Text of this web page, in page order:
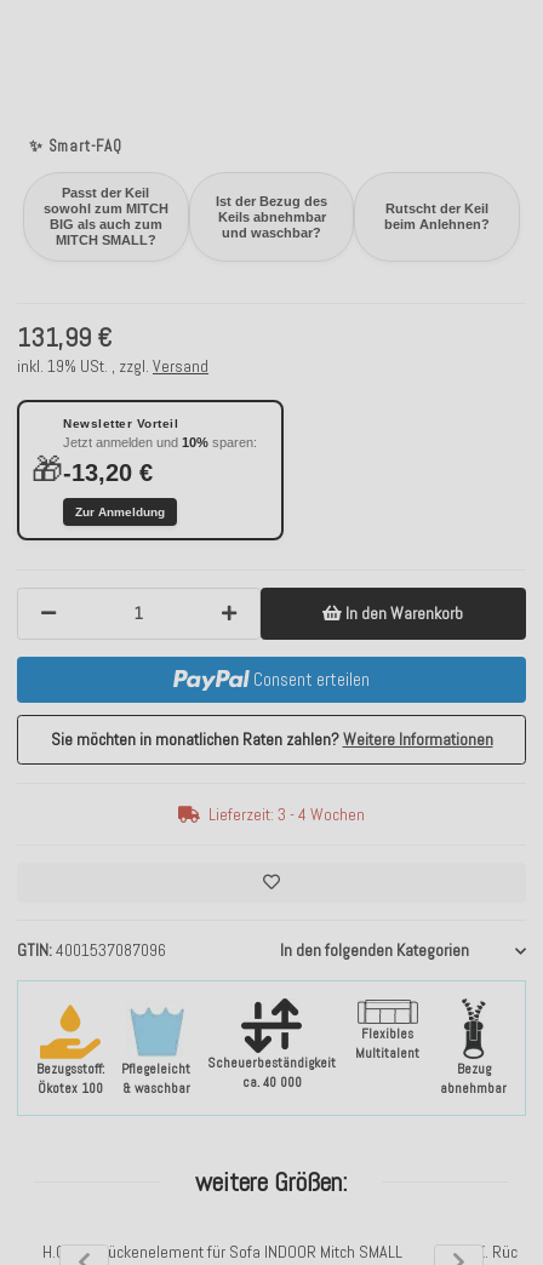
✨ Smart-FAQ
Passt der Keil
sowohl zum MITCH
BIG als auch zum
MITCH SMALL?
Ist der Bezug des
Keils abnehmbar
und waschbar?
Rutscht der Keil
beim Anlehnen?
Bezugsstoff:
Ökotex 100
Pflegeleicht
& waschbar
Scheuerbeständigkeit
ca. 40 000
Flexibles
Multitalent
Bezug
abnehmbar
GTIN 4001537087096 In den folgenden Kategorien
131,99 €
inkl. 19% USt. , zzgl. Versand
🎁
Newsletter Vorteil
Jetzt anmelden und 10% sparen:
-13,20 €
Zur Anmeldung
In den Warenkorb
Consent erteilen
Sie möchten in monatlichen Raten zahlen?Weitere Informationen
Lieferzeit: 3 - 4 Wochen
weitere Größen:
H.O.C.K. Rückenelement für Sofa INDOOR Mitch SMALL
H.O.C.K.